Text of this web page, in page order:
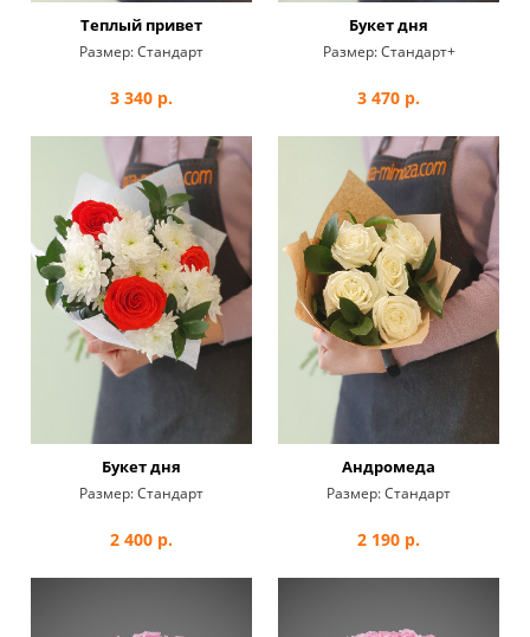
Теплый привет
Размер:Стандарт
3 340 р.
Букет дня
Размер: Стандарт+
3 470 р.
Букет дня
Размер:Стандарт
2 400 р.
Андромеда
Размер:Стандарт
2 190 р.